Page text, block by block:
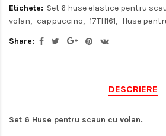
Etichete: Set 6 huse elastice pentru
volan
cappuccino 17TH161
Huse
Share:
DESCRIERE
Set 6 Huse pentru scaun cu volan.